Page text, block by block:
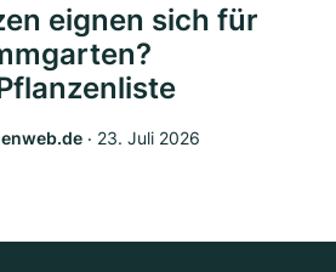
eignen sich für
‧ 23. Juli 2026